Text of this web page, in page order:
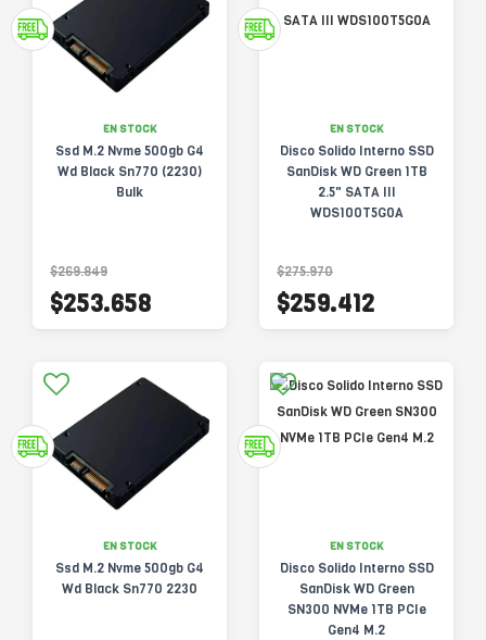
EN STOCK
Ssd M.2 Nvme 500gb G4
Wd Black Sn770 (2230)
Bulk
$269.849
$253.658
EN STOCK
Disco Solido Interno SSD
SanDisk WD Green 1TB
2.5" SATA III
WDS100T5G0A
$275.970
$259.412
EN STOCK
Ssd M.2 Nvme 500gb G4
Wd Black Sn770 2230
EN STOCK
Disco Solido Interno SSD
SanDisk WD Green
SN300 NVMe 1TB PCIe
Gen4 M.2